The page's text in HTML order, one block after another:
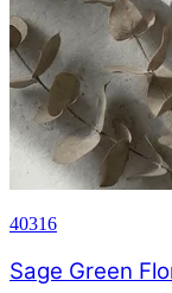
40316
Sage Green